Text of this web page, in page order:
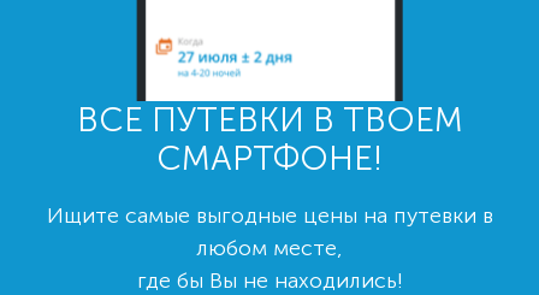
ВСЕ ПУТЕВКИ В ТВОЕМ
СМАРТФОНЕ!
Ищите самые выгодные цены на путевки в
любом месте,
где бы Вы не находились!